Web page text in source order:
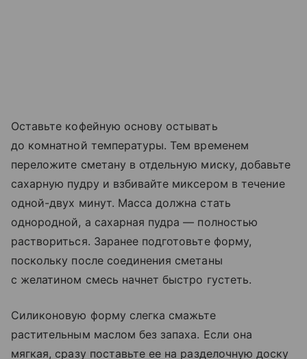
Оставьте кофейную основу остывать
до комнатной температуры. Тем временем
переложите сметану в отдельную миску, добавьте
сахарную пудру и взбивайте миксером в течение
одной-двух минут. Масса должна стать
однородной, а сахарная пудра — полностью
раствориться. Заранее подготовьте форму,
поскольку после соединения сметаны
с желатином смесь начнет быстро густеть.
Силиконовую форму слегка смажьте
растительным маслом без запаха. Если она
мягкая, сразу поставьте ее на разделочную доску